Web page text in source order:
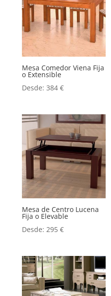
Mesa Comedor Viena Fija
o Extensible
Desde: 384 €
Mesa de Centro Lucena
Fija o Elevable
Desde: 295 €